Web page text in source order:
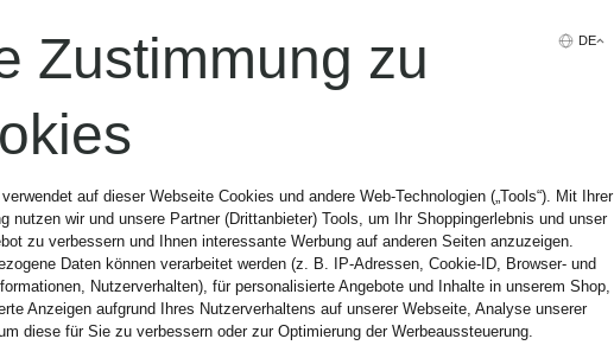
HILFIGER
Daunenmantel
CHF 309
Ursprünglich:
DE
Zustimmung zu
auf dieser Webseite Cookies und andere Web-Technologien („Tools“). Mit Ihrer
nutzen wir und unsere Partner (Drittanbieter) Tools, um Ihr Shoppingerlebnis und unser
zu verbessern und Ihnen interessante Werbung auf anderen Seiten anzuzeigen.
Daten können verarbeitet werden (z. B. IP-Adressen, Cookie-ID, Browser- und
Nutzerverhalten), für personalisierte Angebote und Inhalte in unserem Shop,
Anzeigen aufgrund Ihres Nutzerverhaltens auf unserer Webseite, Analyse unserer
diese für Sie zu verbessern oder zur Optimierung der Werbeaussteuerung.